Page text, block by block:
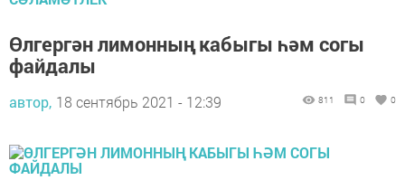
Өлгергән лимонның кабыгы һәм согы
файдалы
автор, 18 сентябрь 2021 - 12:39 811 0 0